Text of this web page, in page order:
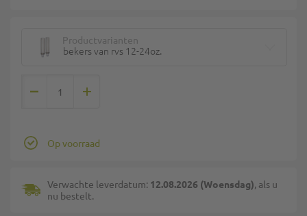
Productvarianten
bekers van rvs 12-24oz.
Op voorraad
Verwachte leverdatum: 12.08.2026 (Woensdag), als u
nu bestelt.